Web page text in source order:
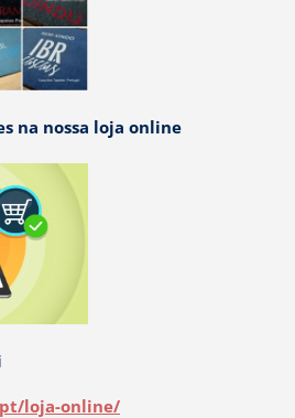
na nossa loja online
loja-online/